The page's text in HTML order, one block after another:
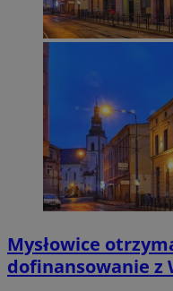
Mysłowice
dofinansowanie z